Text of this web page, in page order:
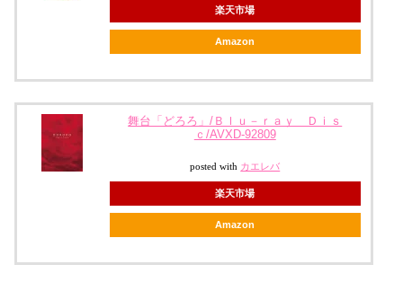
楽天市場
Amazon
舞台「どろろ」/Ｂｌｕ－ｒａｙ Ｄｉｓ
ｃ/AVXD-92809
posted with カエレバ
楽天市場
Amazon